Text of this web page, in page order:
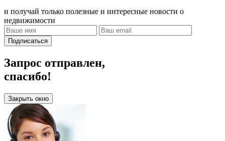
и получай только полезные и интересные новости о
недвижимости
Подписаться
Запрос отправлен,
спасибо!
Закрыть окно